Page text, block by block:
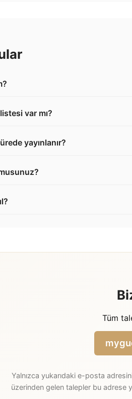
var mı?
yayınlanır?
Tüm
Yalnızca yukarıdaki e-posta
üzerinden gelen talepler bu adrese